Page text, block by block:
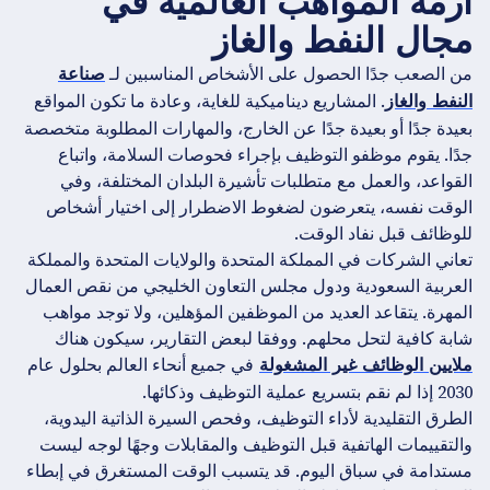
مجال النفط والغاز
من الصعب جدًا الحصول على الأشخاص المناسبين لـ صناعة
النفط والغاز. المشاريع ديناميكية للغاية، وعادة ما تكون المواقع
بعيدة جدًا أو بعيدة جدًا عن الخارج، والمهارات المطلوبة متخصصة
جدًا. يقوم موظفو التوظيف بإجراء فحوصات السلامة، واتباع
القواعد، والعمل مع متطلبات تأشيرة البلدان المختلفة، وفي
الوقت نفسه، يتعرضون لضغوط الاضطرار إلى اختيار أشخاص
للوظائف قبل نفاد الوقت.
تعاني الشركات في المملكة المتحدة والولايات المتحدة والمملكة
العربية السعودية ودول مجلس التعاون الخليجي من نقص العمال
المهرة. يتقاعد العديد من الموظفين المؤهلين، ولا توجد مواهب
شابة كافية لتحل محلهم. ووفقا لبعض التقارير، سيكون هناك
ملايين الوظائف غير المشغولة في جميع أنحاء العالم بحلول عام
2030 إذا لم نقم بتسريع عملية التوظيف وذكائها.
الطرق التقليدية لأداء التوظيف، وفحص السيرة الذاتية اليدوية،
والتقييمات الهاتفية قبل التوظيف والمقابلات وجهًا لوجه ليست
مستدامة في سباق اليوم. قد يتسبب الوقت المستغرق في إبطاء